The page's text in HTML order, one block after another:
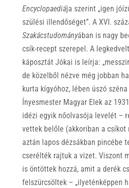
Encyclopaediája szerint „igen
szülési illendőséget”. A XVI.
Szakácstudományában is nagy
csík-recept szerepel. A
káposztát Jókai is leírja:
de közelből nézve még jobban
kurta kígyóhoz, lében úszó
Ínyesmester Magyar Elek az
idézi egyik nőolvasója levelét –
vettek belőle (akkoriban a
aztán lapos dézsákban pincébe
cserélték rajtuk a vizet. Viszont
is öntöttek hozzá, amit a derék
felszürcsöltek – „ilyeténképpen